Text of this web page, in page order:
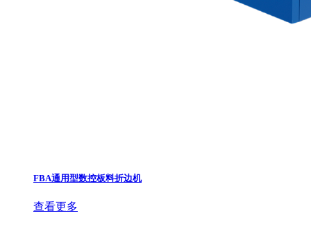
FBA通用型数控板料折边机
查看更多